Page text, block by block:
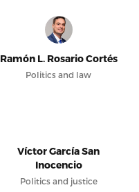
Ramón L. Rosario Cortés
Politics and law
Víctor García San
Inocencio
Politics and justice